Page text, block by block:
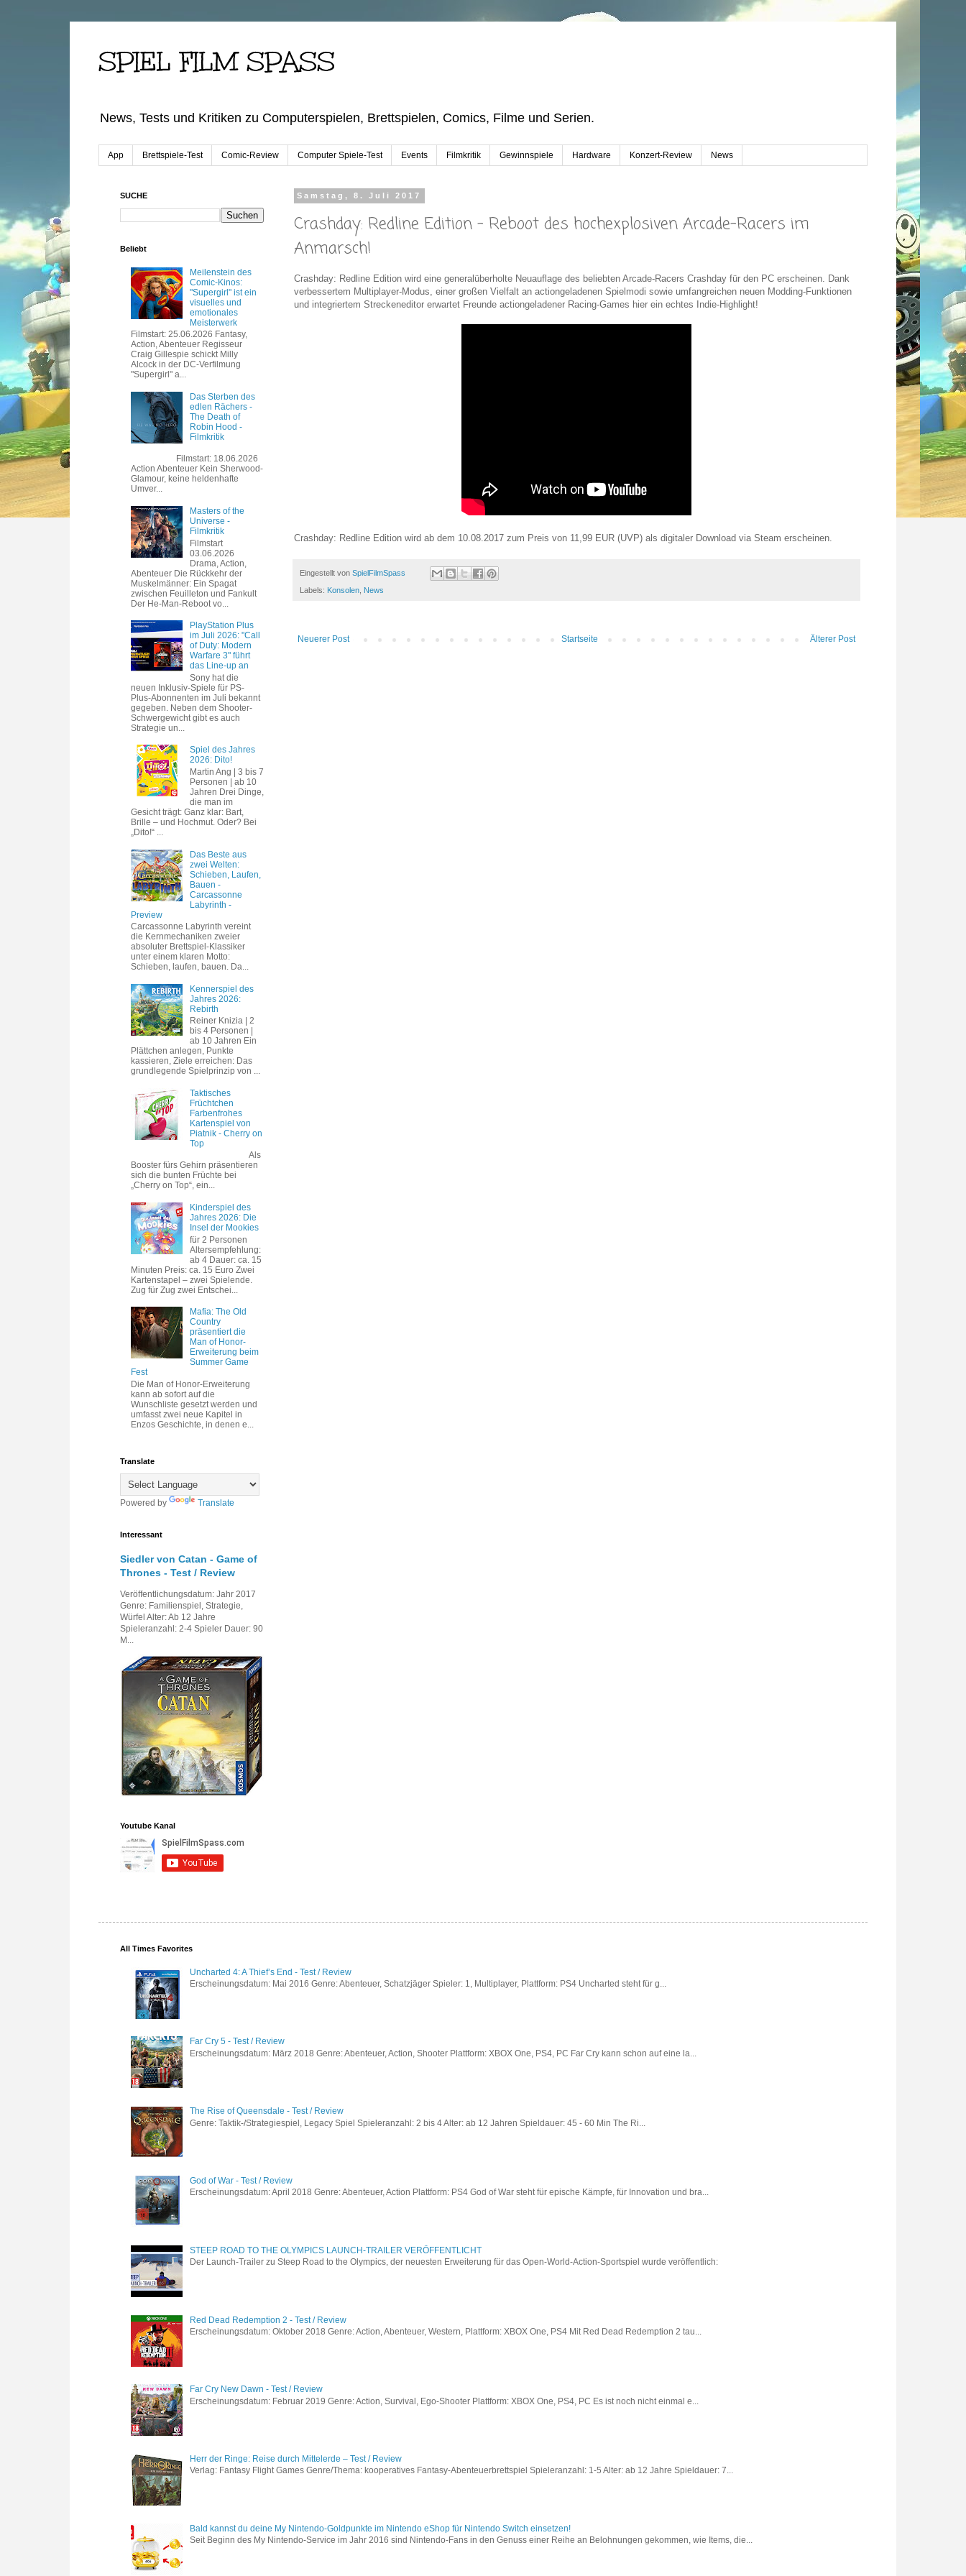
SPIEL FILM SPASS
News, Tests und Kritiken zu Computerspielen, Brettspielen, Comics, Filme und Serien.
App Brettspiele-Test Comic-Review Computer Spiele-Test Events Filmkritik Gewinnspiele Hardware Konzert-Review News
Samstag, 8. Juli 2017
Crashday: Redline Edition - Reboot des hochexplosiven Arcade-Racers im
Anmarsch!
Crashday: Redline Edition wird eine generalüberholte Neuauflage des beliebten Arcade-Racers Crashday für den PC erscheinen. Dank
verbessertem Multiplayer-Modus, einer großen Vielfalt an actiongeladenen Spielmodi sowie umfangreichen neuen Modding-Funktionen
und integriertem Streckeneditor erwartet Freunde actiongeladener Racing-Games hier ein echtes Indie-Highlight!
Crashday: Redline Edition wird ab dem 10.08.2017 zum Preis von 11,99 EUR (UVP) als digitaler Download via Steam erscheinen.
Eingestellt von SpielFilmSpass
Labels: Konsolen, News
Neuerer Post Älterer Post
Startseite
SUCHE
Beliebt
Meilenstein des
Comic-Kinos:
"Supergirl" ist ein
visuelles und
emotionales
Meisterwerk
Filmstart: 25.06.2026 Fantasy,
Action, Abenteuer Regisseur
Craig Gillespie schickt Milly
Alcock in der DC-Verfilmung
"Supergirl" a...
Das Sterben des
edlen Rächers -
The Death of
Robin Hood -
Filmkritik
Filmstart: 18.06.2026
Action Abenteuer Kein Sherwood-
Glamour, keine heldenhafte
Umver...
Masters of the
Universe -
Filmkritik
Filmstart
03.06.2026
Drama, Action,
Abenteuer Die Rückkehr der
Muskelmänner: Ein Spagat
zwischen Feuilleton und Fankult
Der He-Man-Reboot vo...
PlayStation Plus
im Juli 2026: "Call
of Duty: Modern
Warfare 3" führt
das Line-up an
Sony hat die
neuen Inklusiv-Spiele für PS-
Plus-Abonnenten im Juli bekannt
gegeben. Neben dem Shooter-
Schwergewicht gibt es auch
Strategie un...
Spiel des Jahres
2026: Dito!
Martin Ang | 3 bis 7
Personen | ab 10
Jahren Drei Dinge,
die man im
Gesicht trägt: Ganz klar: Bart,
Brille – und Hochmut. Oder? Bei
„Dito!“ ...
Das Beste aus
zwei Welten:
Schieben, Laufen,
Bauen -
Carcassonne
Labyrinth -
Preview
Carcassonne Labyrinth vereint
die Kernmechaniken zweier
absoluter Brettspiel-Klassiker
unter einem klaren Motto:
Schieben, laufen, bauen. Da...
Kennerspiel des
Jahres 2026:
Rebirth
Reiner Knizia | 2
bis 4 Personen |
ab 10 Jahren Ein
Plättchen anlegen, Punkte
kassieren, Ziele erreichen: Das
grundlegende Spielprinzip von ...
Taktisches
Früchtchen
Farbenfrohes
Kartenspiel von
Piatnik - Cherry on
Top
Als
Booster fürs Gehirn präsentieren
sich die bunten Früchte bei
„Cherry on Top“, ein...
Kinderspiel des
Jahres 2026: Die
Insel der Mookies
für 2 Personen
Altersempfehlung:
ab 4 Dauer: ca. 15
Minuten Preis: ca. 15 Euro Zwei
Kartenstapel – zwei Spielende.
Zug für Zug zwei Entschei...
Mafia: The Old
Country
präsentiert die
Man of Honor-
Erweiterung beim
Summer Game
Fest
Die Man of Honor-Erweiterung
kann ab sofort auf die
Wunschliste gesetzt werden und
umfasst zwei neue Kapitel in
Enzos Geschichte, in denen e...
Translate
Powered by Translate
Interessant
Siedler von Catan - Game of
Thrones - Test / Review
Veröffentlichungsdatum: Jahr 2017
Genre: Familienspiel, Strategie,
Würfel Alter: Ab 12 Jahre
Spieleranzahl: 2-4 Spieler Dauer: 90
M...
Youtube Kanal
All Times Favorites
Uncharted 4: A Thief’s End - Test / Review
Erscheinungsdatum: Mai 2016 Genre: Abenteuer, Schatzjäger Spieler: 1, Multiplayer, Plattform: PS4 Uncharted steht für g...
Far Cry 5 - Test / Review
Erscheinungsdatum: März 2018 Genre: Abenteuer, Action, Shooter Plattform: XBOX One, PS4, PC Far Cry kann schon auf eine la...
The Rise of Queensdale - Test / Review
Genre: Taktik-/Strategiespiel, Legacy Spiel Spieleranzahl: 2 bis 4 Alter: ab 12 Jahren Spieldauer: 45 - 60 Min The Ri...
God of War - Test / Review
Erscheinungsdatum: April 2018 Genre: Abenteuer, Action Plattform: PS4 God of War steht für epische Kämpfe, für Innovation und bra...
STEEP ROAD TO THE OLYMPICS LAUNCH-TRAILER VERÖFFENTLICHT
Der Launch-Trailer zu Steep Road to the Olympics, der neuesten Erweiterung für das Open-World-Action-Sportspiel wurde veröffentlich:
Red Dead Redemption 2 - Test / Review
Erscheinungsdatum: Oktober 2018 Genre: Action, Abenteuer, Western, Plattform: XBOX One, PS4 Mit Red Dead Redemption 2 tau...
Far Cry New Dawn - Test / Review
Erscheinungsdatum: Februar 2019 Genre: Action, Survival, Ego-Shooter Plattform: XBOX One, PS4, PC Es ist noch nicht einmal e...
Herr der Ringe: Reise durch Mittelerde – Test / Review
Verlag: Fantasy Flight Games Genre/Thema: kooperatives Fantasy-Abenteuerbrettspiel Spieleranzahl: 1-5 Alter: ab 12 Jahre Spieldauer: 7...
Bald kannst du deine My Nintendo-Goldpunkte im Nintendo eShop für Nintendo Switch einsetzen!
Seit Beginn des My Nintendo-Service im Jahr 2016 sind Nintendo-Fans in den Genuss einer Reihe an Belohnungen gekommen, wie Items, die...